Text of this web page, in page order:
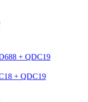
+ QDC19
+ QDC19